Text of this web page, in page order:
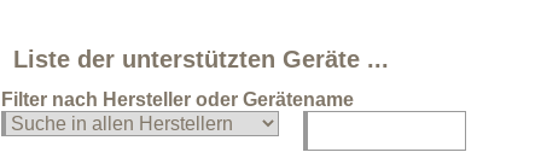
Liste der unterstützten Geräte ...
Filter nach Hersteller oder Gerätename